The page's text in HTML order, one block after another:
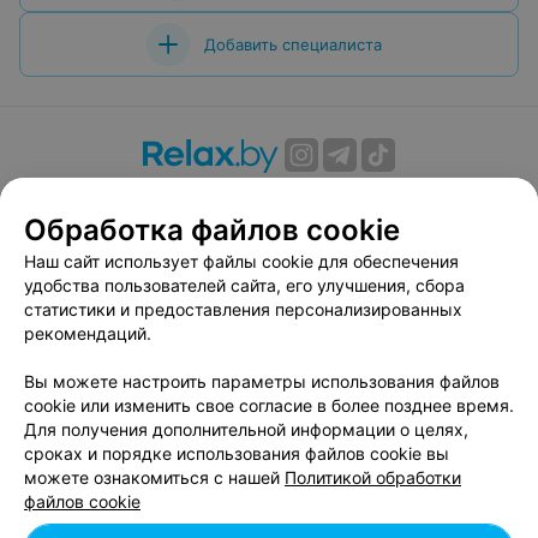
Добавить специалиста
Вакансии
Публичный договор
Способы оплаты
Публичный договор по использованию сервиса
«Афиша»
Пользовательское соглашение
Связаться по вопросам сотрудничества
Написать руководителю relax.by
Персональные настройки cookie
Обработка персональных данных
Обработка файлов cookie
Наш сайт использует файлы cookie для обеспечения
удобства пользователей сайта, его улучшения, сбора
статистики и предоставления персонализированных
рекомендаций.
Вы можете настроить параметры использования файлов
cookie или изменить свое согласие в более позднее время.
Для получения дополнительной информации о целях,
сроках и порядке использования файлов cookie вы
можете ознакомиться с нашей Политикой обработки
файлов cookie